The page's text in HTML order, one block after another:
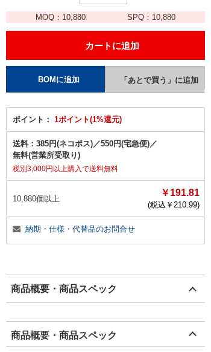
MOQ： 10,880 SPQ： 10,880
ポイント： 1ポイント(1%還元)
送料： 385円(ネコポス)／550円(宅急便)／
無料(営業所受取り)
税別3,000円以上購入で送料無料
10,880個以上
￥191.81
(税込￥ 210.99)
納期・仕様・代替品のお問合せ
商品概要・商品スペック
商品概要・商品スペック